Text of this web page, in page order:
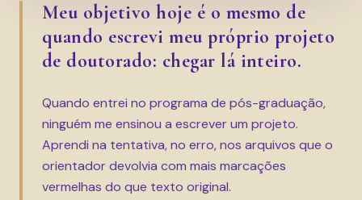
Meu objetivo hoje é o mesmo de
quando escrevi meu próprio projeto
de doutorado: chegar lá inteiro.
Quando entrei no programa de pós-graduação,
ninguém me ensinou a escrever um projeto.
Aprendi na tentativa, no erro, nos arquivos que o
orientador devolvia com mais marcações
vermelhas do que texto original.